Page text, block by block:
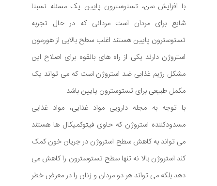
با افزایش سن، تستوسترون پایین یک مسئله نسبتا
شایع برای مردان است مردانی که در حال تجربه
تستوسترون پایین هستند اغلب سطح بالایی از هورمون
استروژن دارند یکی از راه های بالقوه برای اصلاح این
مشکل رژیم غذایی ضد استروژن است که می تواند یک
مکمل طبیعی برای تستوسترون پایین باشد.
با توجه به مجله دارویی مواد غذایی، مواد غذایی
مسدودکننده استروژن که حاوی فیتوکمیکال ها هستند
می تواند به کاهش سطح استروژن در جریان خون کمک
کند استروژن بالا نه تنها سطح تستوسترون را کاهش می
دهد بلکه می تواند هر دو مردان و زنان را در معرض خطر